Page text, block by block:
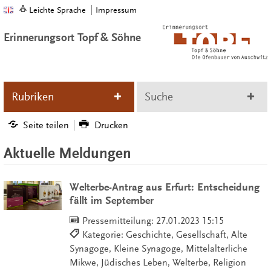
Leichte Sprache Impressum
Erinnerungsort Topf & Söhne
Rubriken Suche
Seite teilen Drucken
Aktuelle Meldungen
Welterbe-Antrag aus Erfurt: Entscheidung
fällt im September
Pressemitteilung: 27.01.2023 15:15
Kategorie: Geschichte, Gesellschaft, Alte
Synagoge, Kleine Synagoge, Mittelalterliche
Mikwe, Jüdisches Leben, Welterbe, Religion